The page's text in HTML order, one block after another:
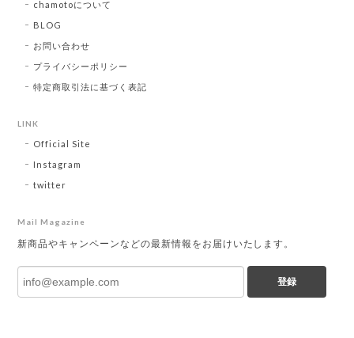
chamotoについて
BLOG
お問い合わせ
プライバシーポリシー
特定商取引法に基づく表記
LINK
Official Site
Instagram
twitter
Mail Magazine
新商品やキャンペーンなどの最新情報をお届けいたします。
登録